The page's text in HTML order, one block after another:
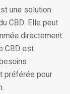
une solution
CBD. Elle peut
directement
CBD est
préférée pour